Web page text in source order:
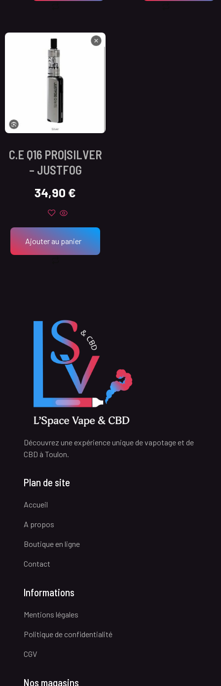
C.E Q16 PRO|SILVER
– JUSTFOG
34,90 €
Ajouter au panier
Découvrez une expérience unique de vapotage et de
CBD à Toulon.
Plan de site
Accueil
A propos
Boutique en ligne
Contact
Informations
Mentions légales
Politique de confidentialité
CGV
Nos magasins